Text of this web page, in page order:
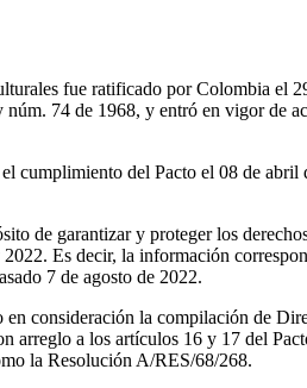
fue ratificado por Colombia el
74 de 1968, y entró en vigor de
cumplimiento del Pacto el 08 de abril
de garantizar y proteger los
Es decir, la información
7 de agosto de 2022.
consideración la compilación de
arreglo a los artículos 16 y 17 del
la Resolución A/RES/68/268.